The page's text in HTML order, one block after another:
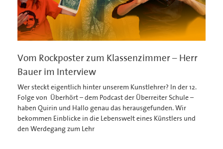
Vom Rockposter zum Klassenzimmer – Herr
Bauer im Interview
Wer steckt eigentlich hinter unserem Kunstlehrer? In der 12.
Folge von Überhört – dem Podcast der Überreiter Schule –
haben Quirin und Hallo genau das herausgefunden. Wir
bekommen Einblicke in die Lebenswelt eines Künstlers und
den Werdegang zum Lehr